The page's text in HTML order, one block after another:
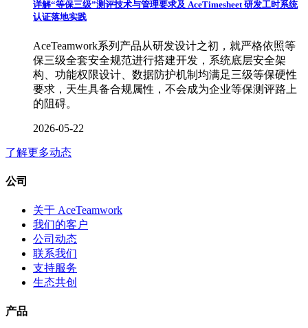
详解“等保三级”测评技术与管理要求及 AceTimesheet 研发工时系统
认证落地实践
AceTeamwork系列产品从研发设计之初，就严格依照等
保三级全套安全规范进行搭建开发，系统底层安全架
构、功能权限设计、数据防护机制均满足三级等保硬性
要求，天生具备合规属性，不会成为企业等保测评路上
的阻碍。
2026-05-22
了解更多动态
公司
关于 AceTeamwork
我们的客户
公司动态
联系我们
支持服务
生态共创
产品